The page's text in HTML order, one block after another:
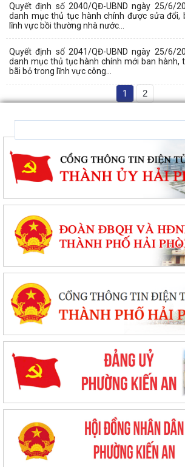
Quyết định số 2040/QĐ-UBND ngày 25/6/
danh mục thủ tục hành chính được sửa đổi,
lĩnh vực bồi thường nhà nước...
Quyết định số 2041/QĐ-UBND ngày 25/6/
danh mục thủ tục hành chính mới ban hành,
bãi bỏ trong lĩnh vực công...
1 2